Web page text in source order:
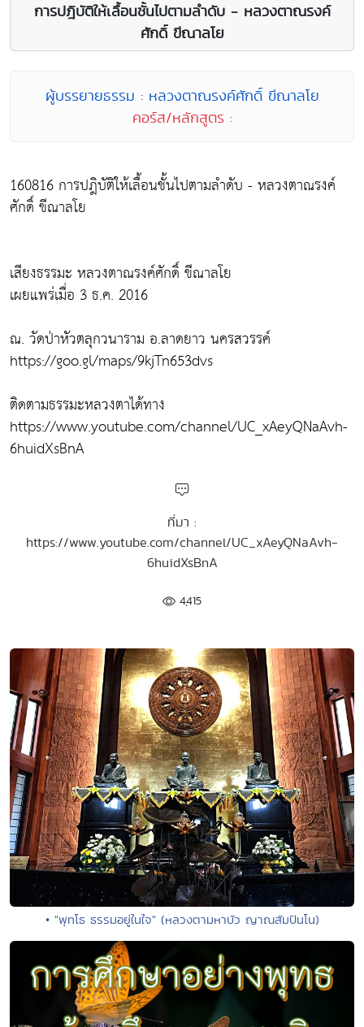
การปฎิบัติให้เลื้อนชั้นไปตามลำดับ - หลวงตาณรงค์
ศักดิ์ ขีณาลโย
ผู้บรรยายธรรม : หลวงตาณรงค์ศักดิ์ ขีณาลโย
คอร์ส/หลักสูตร :
160816 การปฎิบัติให้เลื้อนชั้นไปตามลำดับ - หลวงตาณรงค์
ศักดิ์ ขีณาลโย
เสียงธรรมะ หลวงตาณรงค์ศักดิ์ ขีณาลโย
เผยแพร่เมื่อ 3 ธ.ค. 2016
ณ. วัดป่าหัวตลุกวนาราม อ.ลาดยาว นครสวรรค์
https://goo.gl/maps/9kjTn653dvs
ติดตามธรรมะหลวงตาได้ทาง
https://www.youtube.com/channel/UC_xAeyQNaAvh-
6huidXsBnA
ที่มา :
https://www.youtube.com/channel/UC_xAeyQNaAvh-
6huidXsBnA
4,415
• "พุทโธ ธรรมอยู่ในใจ" (หลวงตามหาบัว ญาณสัมปันโน)